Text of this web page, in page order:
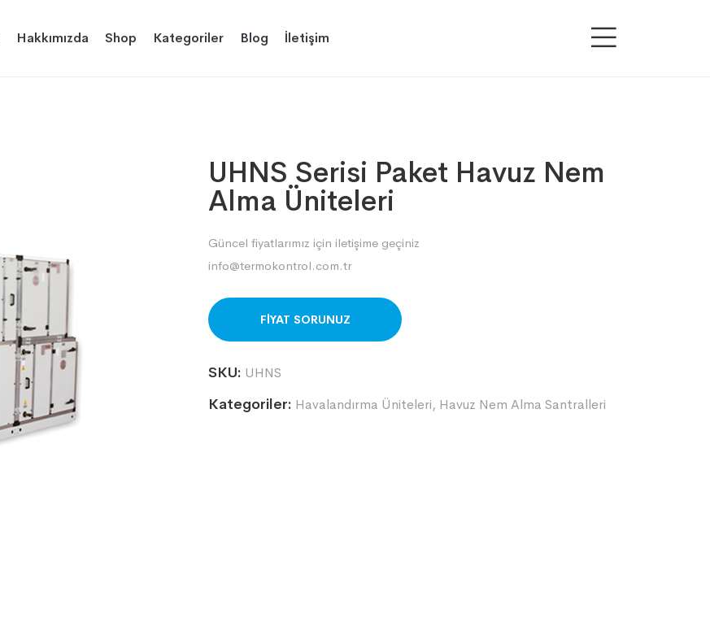
Hakkımızda Shop Kategoriler Blog İletişim
UHNS Serisi Paket Havuz Nem
Alma Üniteleri
Güncel fiyatlarımız için iletişime geçiniz
info@termokontrol.com.tr
ORDER ON WHATSAPP
SKU: UHNS
Kategoriler: Havalandırma Üniteleri, Havuz Nem Alma Santralleri